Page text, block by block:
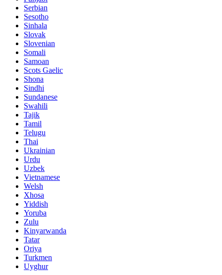
Serbian
Sesotho
Sinhala
Slovak
Slovenian
Somali
Samoan
Scots Gaelic
Shona
Sindhi
Sundanese
Swahili
Tajik
Tamil
Telugu
Thai
Ukrainian
Urdu
Uzbek
Vietnamese
Welsh
Xhosa
Yiddish
Yoruba
Zulu
Kinyarwanda
Tatar
Oriya
Turkmen
Uyghur